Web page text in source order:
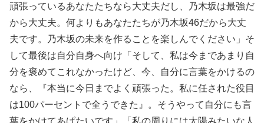
頑張っているあなたたちなら大丈夫だし、乃木坂は最強だ
から大丈夫。何よりもあなたたちが乃木坂46だから大丈
夫です。乃木坂の未来を作ることを楽しんでください」そ
して最後は自分自身へ向け「そして、私は今まであまり自
分を褒めてこれなかったけど、今、自分に言葉をかけるの
なら、『本当に今日までよく頑張った。私に任された役目
は100パーセントで全うできた』。そうやって自分にも言
葉をかけてあげたいです」「私の周りには太陽みたいな人